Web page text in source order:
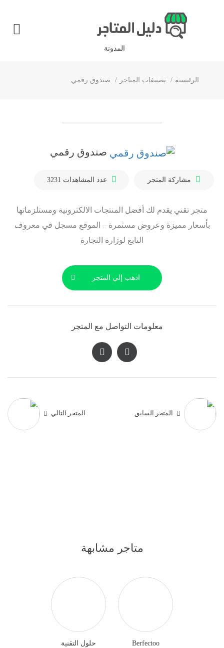
المدونة
الرئيسية تصنيفات المتاجر صندوق رقمي
صندوق رقمي
مشاركة المتجر عدد المشاهدات 3231
متجر تقني يقدم لك أفضل المنتجات الالكترونية ومستلزماتها
بأسعار مميزة وعروض مستمرة – الموقع مسجل في معروف
التابع لوزارة التجارة
اذهب إلي المتجر
معلومات التواصل مع المتجر
المتجر السابق المتجر التالي
متاجر مشابهة
Berfectoo حلول التقنية